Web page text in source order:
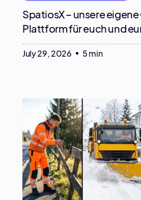
SpatiosX – unsere eigene
Plattform für euch und
July 29, 2026 5 min